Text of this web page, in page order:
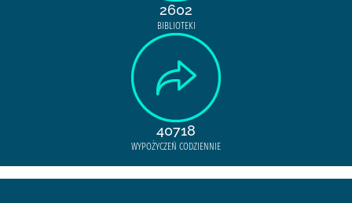
2602
BIBLIOTEKI
40718
WYPOŻYCZEŃ CODZIENNIE